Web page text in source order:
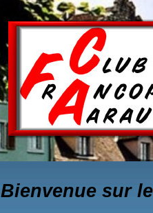
Bienvenue sur